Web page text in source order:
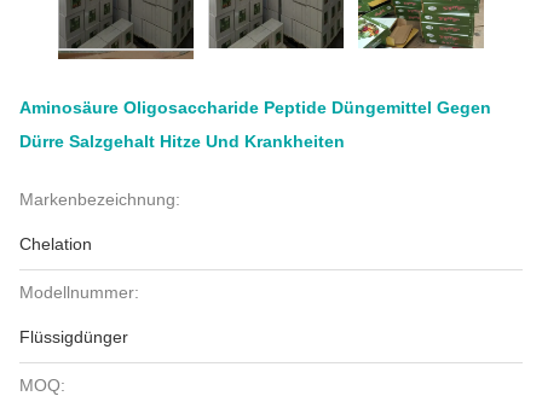
Aminosäure Oligosaccharide Peptide Düngemittel Gegen
Dürre Salzgehalt Hitze Und Krankheiten
Markenbezeichnung:
Chelation
Modellnummer:
Flüssigdünger
MOQ: